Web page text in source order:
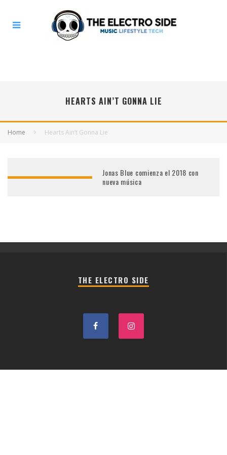
HEARTS AIN’T GONNA LIE
Home Hearts Ain’t Gonna Lie
Jonas Blue comienza el 2018 con
nueva música
THE ELECTRO SIDE